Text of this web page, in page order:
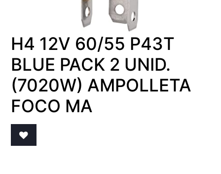
H4 12V 60/55 P43T
BLUE PACK 2 UNID.
(7020W) AMPOLLETA
FOCO MA